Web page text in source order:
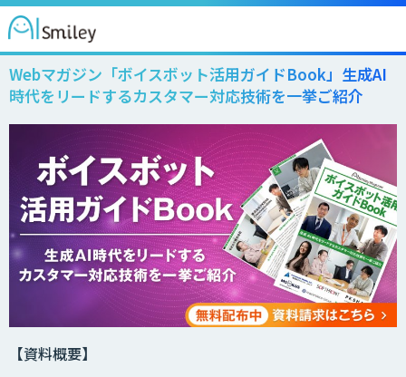
Webマガジン 「ボイスボット活用ガイドBook」生成AI
時代をリードするカスタマー対応技術を一挙ご紹介
【資料概要】